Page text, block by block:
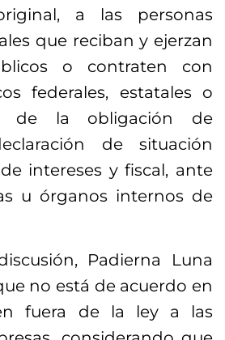
a las personas
que reciban y ejerzan
o contraten con
federales, estatales o
de la obligación de
de situación
intereses y fiscal, ante
u órganos internos de
Padierna Luna
no está de acuerdo en
fuera de la ley a las